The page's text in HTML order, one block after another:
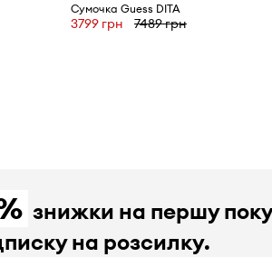
Сумочка Guess DITA
3799 грн 7489 грн
знижки на першу
на розсилку.